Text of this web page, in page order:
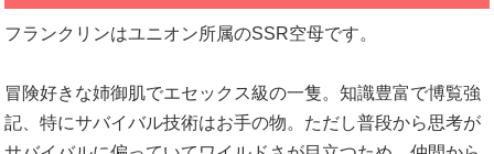
フランクリンはユニオン所属のSSR空母です。
冒険好きな姉御肌でエセックス級の一隻。知識豊富で博覧強
記、特にサバイバル技術はお手の物。ただし普段から思考が